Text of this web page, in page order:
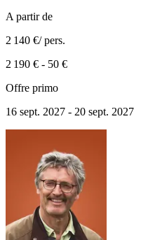
A partir de
2 140 €/ pers.
2 190 € - 50 €
Offre primo
16 sept. 2027 - 20 sept. 2027